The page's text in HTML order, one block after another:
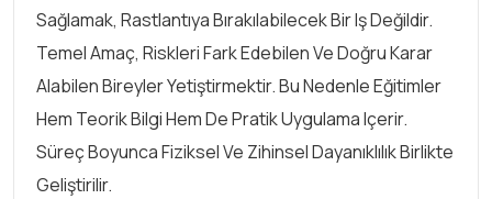
Sağlamak, Rastlantıya Bırakılabilecek Bir Iş Değildir.
Temel Amaç, Riskleri Fark Edebilen Ve Doğru Karar
Alabilen Bireyler Yetiştirmektir. Bu Nedenle Eğitimler
Hem Teorik Bilgi Hem De Pratik Uygulama Içerir.
Süreç Boyunca Fiziksel Ve Zihinsel Dayanıklılık Birlikte
Geliştirilir.